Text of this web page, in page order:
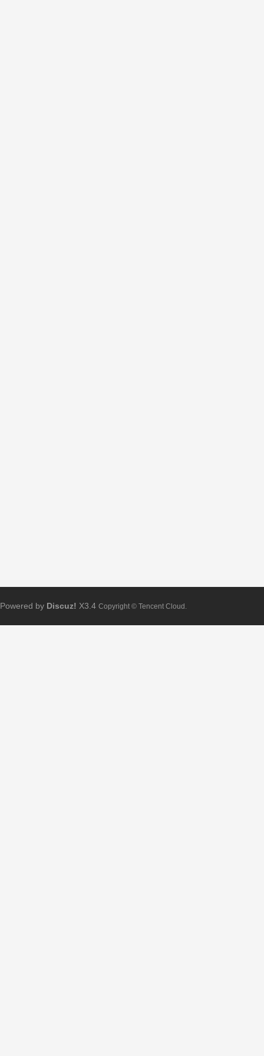
Powered by Discuz! X3.4 Copyright © Tencent Cloud.